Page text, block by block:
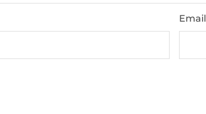
Email